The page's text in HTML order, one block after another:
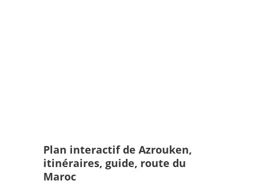
Plan interactif de Azrouken,
itinéraires, guide, route du
Maroc